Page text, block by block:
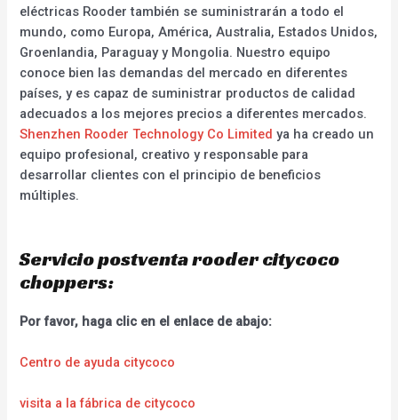
eléctricas Rooder también se suministrarán a todo el
mundo, como Europa, América, Australia, Estados Unidos,
Groenlandia, Paraguay y Mongolia. Nuestro equipo
conoce bien las demandas del mercado en diferentes
países, y es capaz de suministrar productos de calidad
adecuados a los mejores precios a diferentes mercados.
Shenzhen Rooder Technology Co Limited ya ha creado un
equipo profesional, creativo y responsable para
desarrollar clientes con el principio de beneficios
múltiples.
Servicio postventa rooder citycoco
choppers:
Por favor, haga clic en el enlace de abajo:
Centro de ayuda citycoco
visita a la fábrica de citycoco